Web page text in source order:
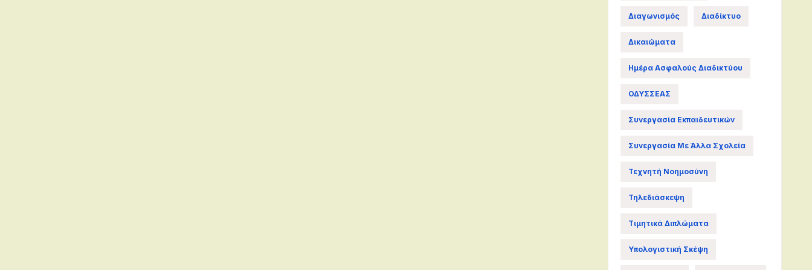
Διαγωνισμός Διαδίκτυο
Δικαιώματα
Ημέρα Ασφαλούς Διαδικτύου
ΟΔΥΣΣΕΑΣ
Συνεργασία Εκπαιδευτικών
Συνεργασία Με Άλλα Σχολεία
Τεχνητή Νοημοσύνη
Τηλεδιάσκεψη
Τιμητικά Διπλώματα
Υπολογιστική Σκέψη